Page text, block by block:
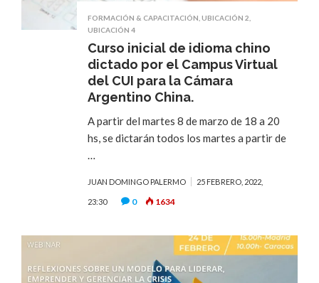
FORMACIÓN & CAPACITACIÓN UBICACIÓN 2
UBICACIÓN 4
Curso inicial de idioma chino
dictado por el Campus Virtual
del CUI para la Cámara
Argentino China.
A partir del martes 8 de marzo de 18 a 20
hs, se dictarán todos los martes a partir de
…
JUAN DOMINGO PALERMO 25 FEBRERO, 2022,
23:30 0 1634